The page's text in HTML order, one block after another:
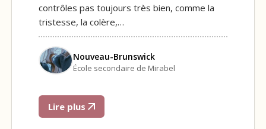
contrôles pas toujours très bien, comme la
tristesse, la colère,…
Nouveau-Brunswick
École secondaire de Mirabel
Lire plus